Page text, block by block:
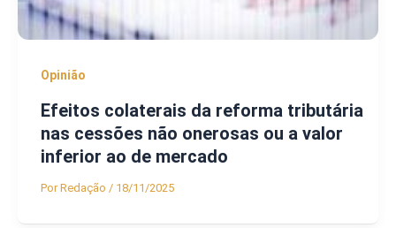
Opinião
Efeitos colaterais da reforma tributária
nas cessões não onerosas ou a valor
inferior ao de mercado
PorRedação / 18/11/2025